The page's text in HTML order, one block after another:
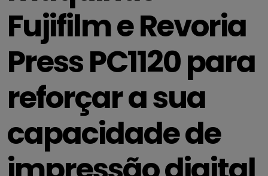
Fujifilm e Revoria
Press PC1120 para
reforçar a sua
capacidade de